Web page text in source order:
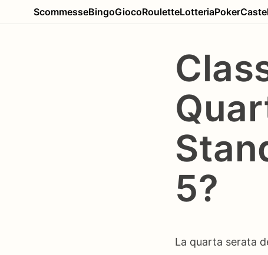
ScommesseBingoGiocoRouletteLotteriaPoker
5?
La quarta serata